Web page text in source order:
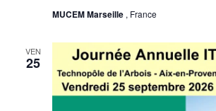
MUCEM Marseille , France
VEN
25